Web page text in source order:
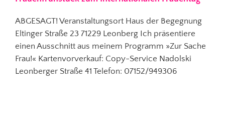
ABGESAGT! Veranstaltungsort Haus der Begegnung
Eltinger Straße 23 71229 Leonberg Ich präsentiere
einen Ausschnitt aus meinem Programm »Zur Sache
Frau!« Kartenvorverkauf: Copy-Service Nadolski
Leonberger Straße 41 Telefon: 07152/949306